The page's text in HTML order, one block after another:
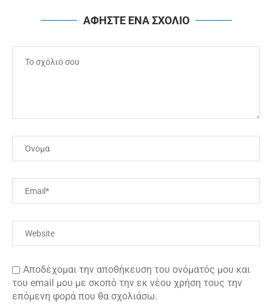
ΑΦΗΣΤΕ ΕΝΑ ΣΧΟΛΙΟ
Αποδέχομαι την αποθήκευση του ονόματός μου και
του email μου με σκοπό την εκ νέου χρήση τους την
επόμενη φορά που θα σχολιάσω.